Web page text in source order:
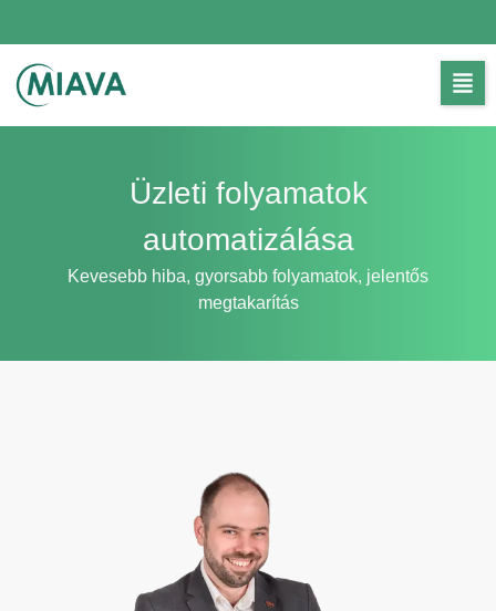
Üzleti folyamatok
automatizálása
Kevesebb hiba, gyorsabb folyamatok, jelentős
megtakarítás